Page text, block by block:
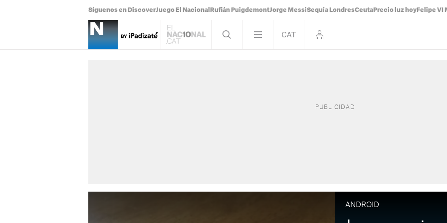
Síguenos en DiscoverJuego El Nacional Rufián PuigdemontJorge MessiSequía LondresCeuta Precio luz hoy Felipe VI
ANDROID